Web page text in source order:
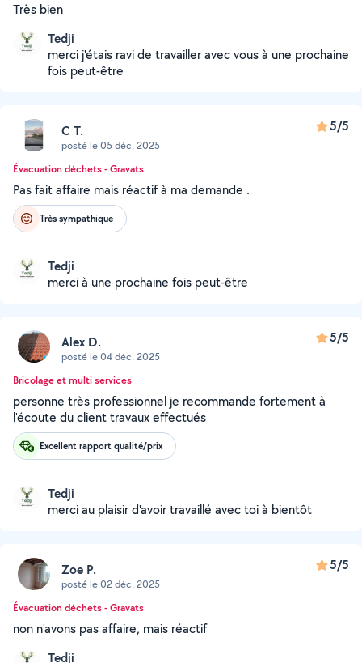
Très bien
Tedji
merci j'étais ravi de travailler avec vous à une prochaine
fois peut-être
C T.
posté le 05 déc. 2025
5/5
Évacuation déchets - Gravats
Pas fait affaire mais réactif à ma demande .
Très sympathique
Tedji
merci à une prochaine fois peut-être
Alex D.
posté le 04 déc. 2025
5/5
Bricolage et multi services
personne très professionnel je recommande fortement à
l'écoute du client travaux effectués
Excellent rapport qualité/prix
Tedji
merci au plaisir d'avoir travaillé avec toi à bientôt
Zoe P.
posté le 02 déc. 2025
5/5
Évacuation déchets - Gravats
non n'avons pas affaire, mais réactif
Tedji